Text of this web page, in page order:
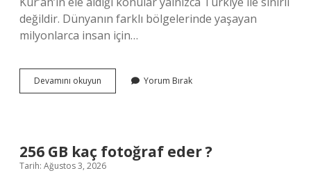
değildir. Dünyanın farklı bölgelerinde yaşayan
milyonlarca insan için…
Devamını okuyun
sınıfta
?
Yorum Bırak
256 GB kaç fotoğraf eder ?
Tarih: Ağustos 3, 2026